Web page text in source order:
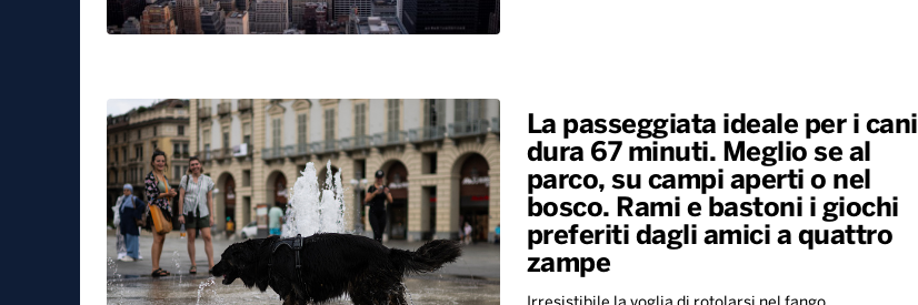
La passeggiata ideale per i cani
dura 67 minuti. Meglio se al
parco, su campi aperti o nel
bosco. Rami e bastoni i giochi
preferiti dagli amici a quattro
zampe